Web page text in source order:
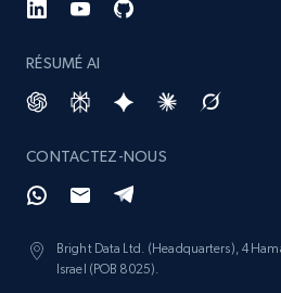
Amazon products search
price, Currency, Sold, and more.
RÉSUMÉ AI
CONTACTEZ-NOUS
Bright Data Ltd. (Headquarters), 4
Israel (POB 8025).